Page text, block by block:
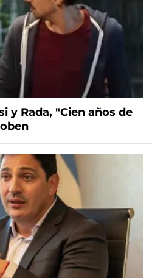
y Rada, "Cien años de